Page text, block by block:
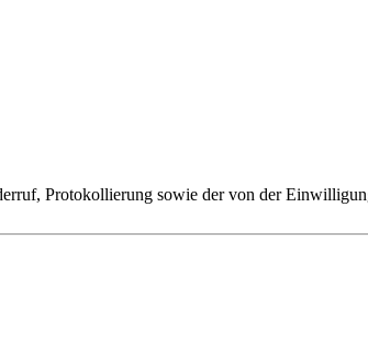
Protokollierung sowie der von der